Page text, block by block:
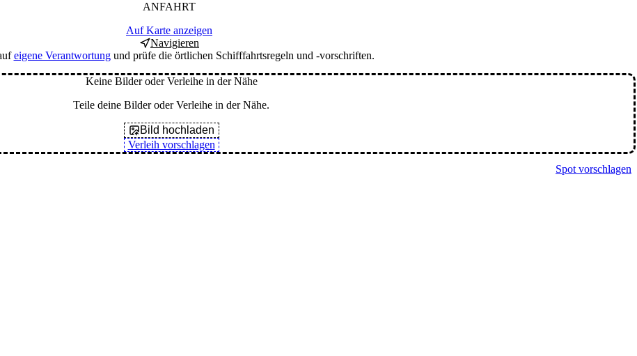
ANFAHRT
Auf Karte anzeigen
Navigieren
eigene Verantwortungund prüfe die örtlichen Schifffahrtsregeln und -vorschriften.
Keine Bilder oder Verleihe in der Nähe
Teile deine Bilder oder Verleihe in der Nähe.
Bild hochladen
Verleih vorschlagen
Spot vorschlagen